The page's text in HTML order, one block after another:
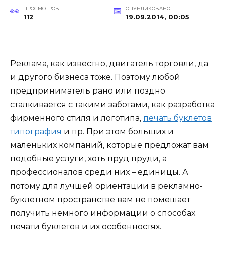
ПРОСМОТРОВ
112
ОПУБЛИКОВАНО
19.09.2014, 00:05
Реклама, как известно, двигатель торговли, да
и другого бизнеса тоже. Поэтому любой
предприниматель рано или поздно
сталкивается с такими заботами, как разработка
фирменного стиля и логотипа, печать буклетов
типография и пр. При этом больших и
маленьких компаний, которые предложат вам
подобные услуги, хоть пруд пруди, а
профессионалов среди них – единицы. А
потому для лучшей ориентации в рекламно-
буклетном пространстве вам не помешает
получить немного информации о способах
печати буклетов и их особенностях.